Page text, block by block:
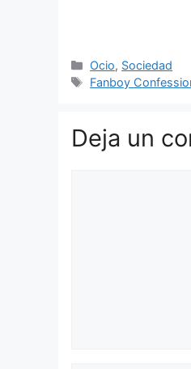
Categorías
Ocio, Sociedad
Etiquetas
Fanboy
Deja un